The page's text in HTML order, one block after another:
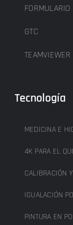
GTC
TEAMVIEWER
Tecnología
MEDICINA E
4K PARA EL
CALIBRACIÓN
IGUALACIÓN
PINTURA EN